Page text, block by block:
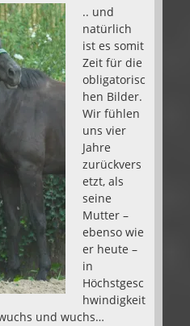
.. und
natürlich
ist es somit
Zeit für die
obligatorisc
hen Bilder.
Wir fühlen
uns vier
Jahre
zurückvers
etzt, als
seine
Mutter –
ebenso wie
er heute –
in
Höchstgesc
hwindigkeit
und wuchs…